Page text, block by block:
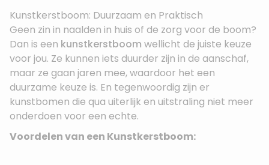
Kunstkerstboom: Duurzaam en Praktisch
Geen zin in naalden in huis of de zorg voor de boom?
Dan is een kunstkerstboom wellicht de juiste keuze
voor jou. Ze kunnen iets duurder zijn in de aanschaf,
maar ze gaan jaren mee, waardoor het een
duurzame keuze is. En tegenwoordig zijn er
kunstbomen die qua uiterlijk en uitstraling niet meer
onderdoen voor een echte.
Voordelen van een Kunstkerstboom: